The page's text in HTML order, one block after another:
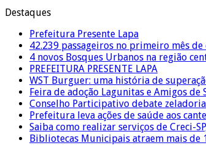
Destaques
Prefeitura Presente Lapa
42.239 passageiros no primeiro mês
4 novos Bosques Urbanos na região
PREFEITURA PRESENTE LAPA
WST Burguer: uma história de
Feira de adoção Lagunitas e Amigos de
Conselho Participativo debate
Prefeitura leva ações de saúde aos
Saiba como realizar serviços de Creci-
Bibliotecas Municipais atraem mais de